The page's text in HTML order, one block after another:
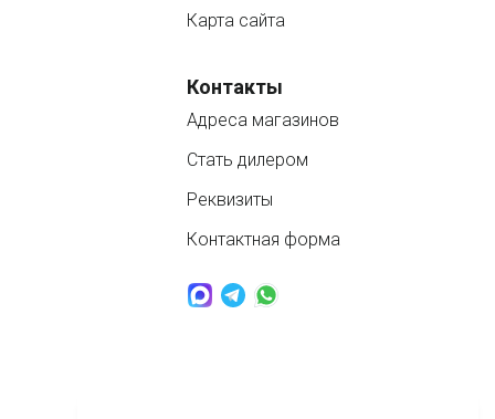
Карта сайта
Контакты
Адреса магазинов
Стать дилером
Реквизиты
Контактная форма